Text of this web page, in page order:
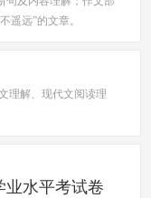
遥远”的文章。
理解、现代文阅读理
业水平考试卷